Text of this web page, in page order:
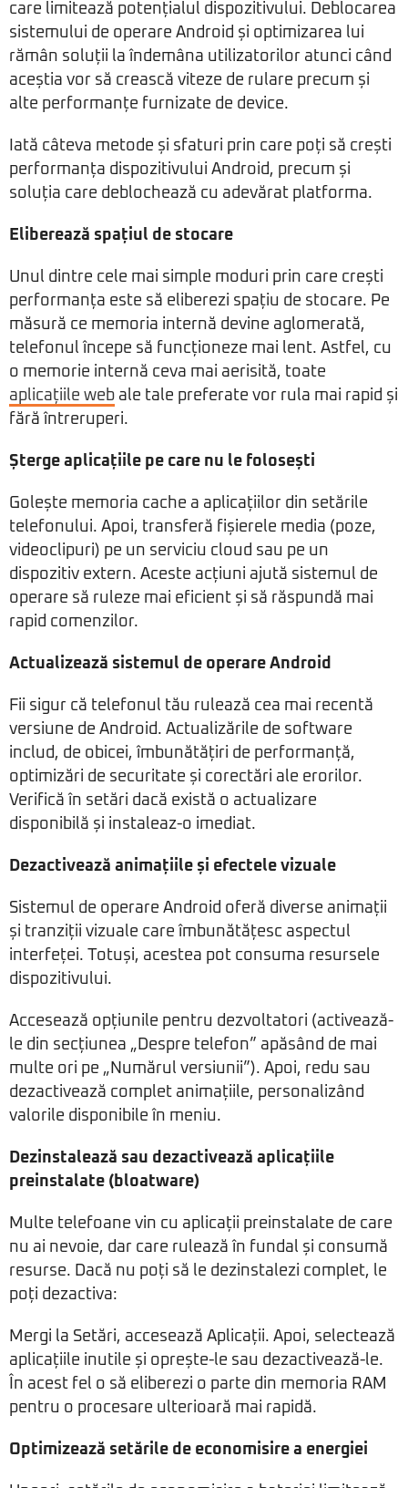
care limitează potențialul dispozitivului. Deblocarea
sistemului de operare Android și optimizarea lui
rămân soluții la îndemâna utilizatorilor atunci când
aceștia vor să crească viteze de rulare precum și
alte performanțe furnizate de device.
Iată câteva metode și sfaturi prin care poți să crești
performanța dispozitivului Android, precum și
soluția care deblochează cu adevărat platforma.
Eliberează spațiul de stocare
Unul dintre cele mai simple moduri prin care crești
performanța este să eliberezi spațiu de stocare. Pe
măsură ce memoria internă devine aglomerată,
telefonul începe să funcționeze mai lent. Astfel, cu
o memorie internă ceva mai aerisită, toate
aplicațiile web ale tale preferate vor rula mai rapid și
fără întreruperi.
Șterge aplicațiile pe care nu le folosești
Golește memoria cache a aplicațiilor din setările
telefonului. Apoi, transferă fișierele media (poze,
videoclipuri) pe un serviciu cloud sau pe un
dispozitiv extern. Aceste acțiuni ajută sistemul de
operare să ruleze mai eficient și să răspundă mai
rapid comenzilor.
Actualizează sistemul de operare Android
Fii sigur că telefonul tău rulează cea mai recentă
versiune de Android. Actualizările de software
includ, de obicei, îmbunătățiri de performanță,
optimizări de securitate și corectări ale erorilor.
Verifică în setări dacă există o actualizare
disponibilă și instaleaz-o imediat.
Dezactivează animațiile și efectele vizuale
Sistemul de operare Android oferă diverse animații
și tranziții vizuale care îmbunătățesc aspectul
interfeței. Totuși, acestea pot consuma resursele
dispozitivului.
Accesează opțiunile pentru dezvoltatori (activează-
le din secțiunea „Despre telefon” apăsând de mai
multe ori pe „Numărul versiunii”). Apoi, redu sau
dezactivează complet animațiile, personalizând
valorile disponibile în meniu.
Dezinstalează sau dezactivează aplicațiile
preinstalate (bloatware)
Multe telefoane vin cu aplicații preinstalate de care
nu ai nevoie, dar care rulează în fundal și consumă
resurse. Dacă nu poți să le dezinstalezi complet, le
poți dezactiva:
Mergi la Setări, accesează Aplicații. Apoi, selectează
aplicațiile inutile și oprește-le sau dezactivează-le.
În acest fel o să eliberezi o parte din memoria RAM
pentru o procesare ulterioară mai rapidă.
Optimizează setările de economisire a energiei